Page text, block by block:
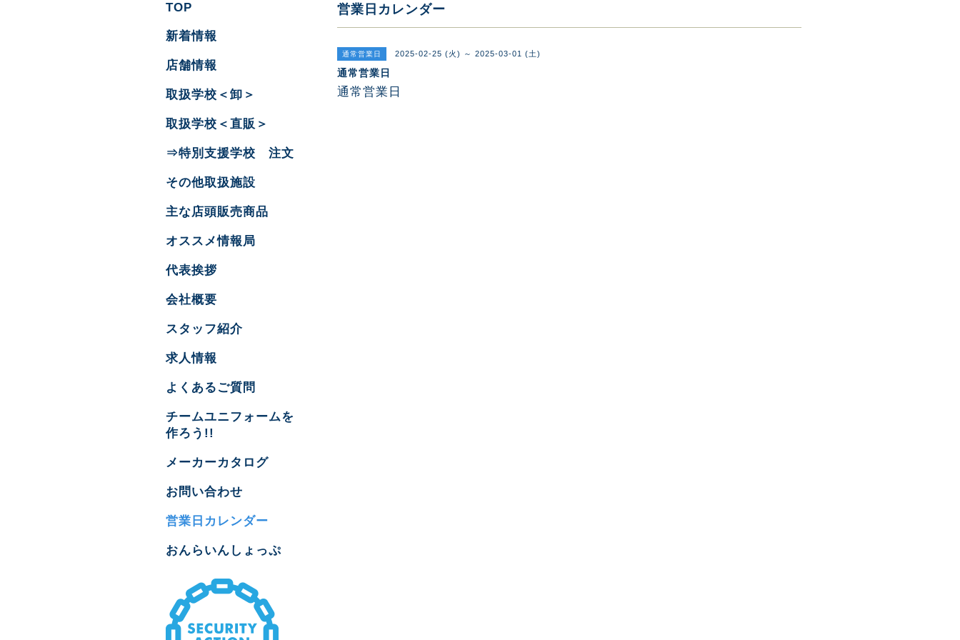
営業日カレンダー
通常営業日 2025-02-25 (火) ～ 2025-03-01 (土)
通常営業日
通常営業日
TOP
新着情報
店舗情報
取扱学校＜卸＞
取扱学校＜直販＞
⇒特別支援学校 注文
その他取扱施設
主な店頭販売商品
オススメ情報局
代表挨拶
会社概要
スタッフ紹介
求人情報
よくあるご質問
チームユニフォームを
作ろう!!
メーカーカタログ
お問い合わせ
営業日カレンダー
おんらいんしょっぷ